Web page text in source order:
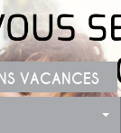
VACANCES